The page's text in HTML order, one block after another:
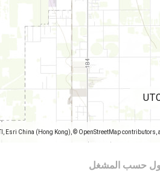
Esri China (Hong Kong), © OpenStreetMap
حسب المشغل